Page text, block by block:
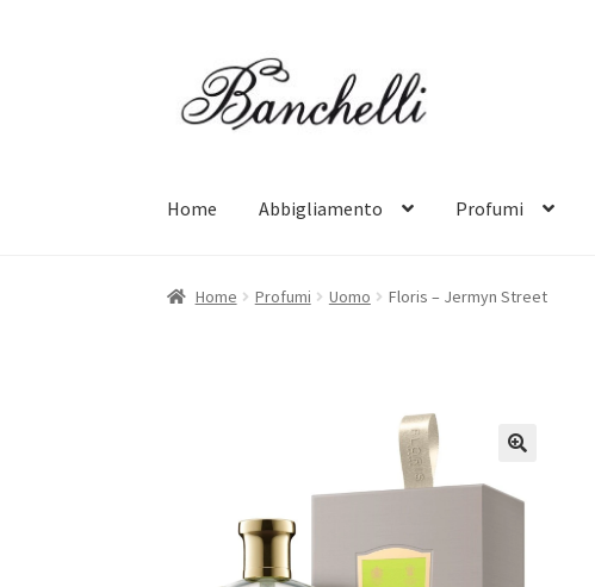
alla
navigazione
contenuto
Home Abbigliamento Profumi
Home Profumi Uomo Floris – Jermyn Street